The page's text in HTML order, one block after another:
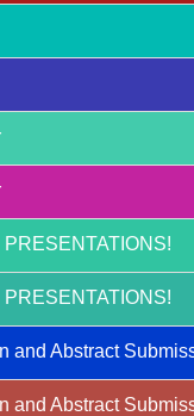
and Abstract
and Abstract